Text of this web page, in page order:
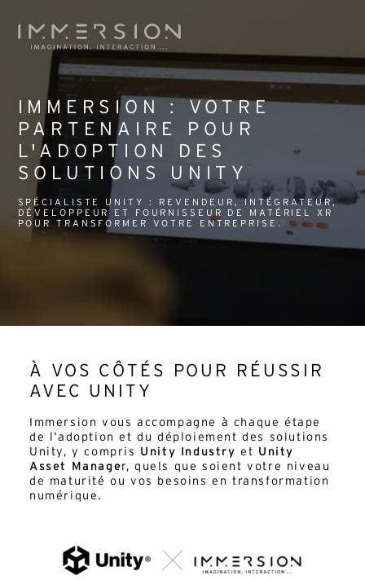
IMMERSION : VOTRE
PARTENAIRE POUR
L'ADOPTION DES
SOLUTIONS UNITY
SPÉCIALISTE UNITY : REVENDEUR, INTÉGRATEUR,
DÉVELOPPEUR ET FOURNISSEUR DE MATÉRIEL XR
POUR TRANSFORMER VOTRE ENTREPRISE.
À VOS CÔTÉS POUR RÉUSSIR
AVEC UNITY
Immersion vous accompagne à chaque étape
de l’adoption et du déploiement des solutions
Unity, y compris Unity Industry et Unity
Asset Manager, quels que soient votre niveau
de maturité ou vos besoins en transformation
numérique.